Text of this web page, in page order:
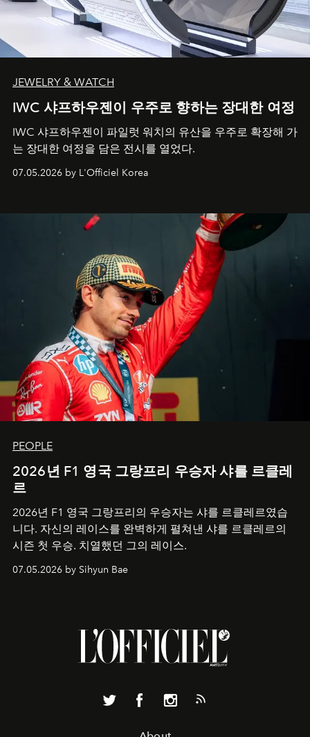
JEWELRY & WATCH
IWC 샤프하우젠이 우주로 향하는 장대한 여정
IWC 샤프하우젠이 파일럿 워치의 유산을 우주로 확장해 가
는 장대한 여정을 담은 전시를 열었다.
07.05.2026 by L'Officiel Korea
PEOPLE
2026년 F1 영국 그랑프리 우승자 샤를 르클레
르
2026년 F1 영국 그랑프리의 우승자는 샤를 르클레르였습
니다. 자신의 레이스를 완벽하게 펼쳐낸 샤를 르클레르의
시즌 첫 우승. 치열했던 그의 레이스.
07.05.2026 by Sihyun Bae